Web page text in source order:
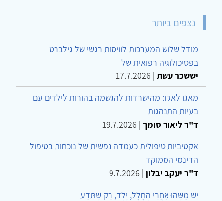
נצפים ביותר
מודל שלוש המערכות לוויסות רגשי של גילברט
בפסיכולוגיה רפואית של
יששכר עשת |
17.7.2026
מאגו לאקו: מהישרדות להגשמה בהורות לילדים עם
בעיות התנהגות
ד"ר ליאור סומך |
19.7.2026
אקטיביות טיפולית כעמדה נפשית של נוכחות בטיפול
הדינמי הממוקד
ד"ר יעקב יבלון |
9.7.2026
יֵשׁ מַשֶּׁהוּ אַחֲרֵי הֶחָלָל, יֶלֶד, רַק שֶׁתֵּדַע